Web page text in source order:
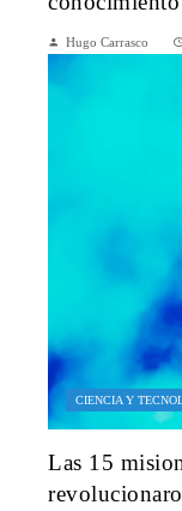
Hugo Carrasco
CIENCIA Y
Las 15